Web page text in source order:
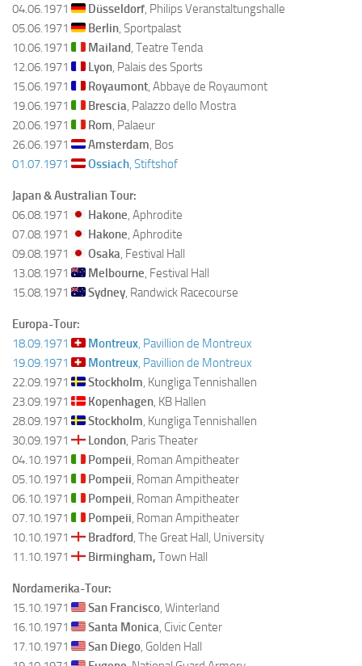
04.06.1971
Düsseldorf, Philips Veranstaltungshalle
05.06.1971
Berlin, Sportpalast
10.06.1971
Mailand, Teatre Tenda
12.06.1971
Lyon, Palais des Sports
15.06.1971
Royaumont, Abbaye de Royaumont
19.06.1971
Brescia, Palazzo dello Mostra
20.06.1971
Rom, Palaeur
26.06.1971
Amsterdam, Bos
01.07.1971
Ossiach, Stiftshof
Japan & Australian Tour:
06.08.1971
Hakone, Aphrodite
07.08.1971
Hakone, Aphrodite
09.08.1971
Osaka, Festival Hall
13.08.1971
Melbourne, Festival Hall
15.08.1971
Sydney, Randwick Racecourse
Europa-Tour:
18.09.1971
Montreux, Pavillion de Montreux
19.09.1971
Montreux, Pavillion de Montreux
22.09.1971
Stockholm, Kungliga Tennishallen
23.09.1971
Kopenhagen, KB Hallen
28.09.1971
Stockholm, Kungliga Tennishallen
30.09.1971
London, Paris Theater
04.10.1971
Pompeii, Roman Ampitheater
05.10.1971
Pompeii, Roman Ampitheater
06.10.1971
Pompeii, Roman Ampitheater
07.10.1971
Pompeii, Roman Ampitheater
10.10.1971
Bradford, The Great Hall, University
11.10.1971
Birmingham, Town Hall
Nordamerika-Tour:
15.10.1971
San Francisco, Winterland
16.10.1971
Santa Monica, Civic Center
17.10.1971
San Diego, Golden Hall